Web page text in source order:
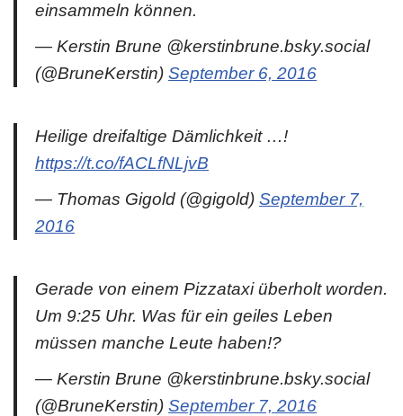
einsammeln können.
— Kerstin Brune @kerstinbrune.bsky.social
(@BruneKerstin) September 6, 2016
Heilige dreifaltige Dämlichkeit …!
https://t.co/fACLfNLjvB
— Thomas Gigold (@gigold) September 7,
2016
Gerade von einem Pizzataxi überholt worden.
Um 9:25 Uhr. Was für ein geiles Leben
müssen manche Leute haben!?
— Kerstin Brune @kerstinbrune.bsky.social
(@BruneKerstin) September 7, 2016